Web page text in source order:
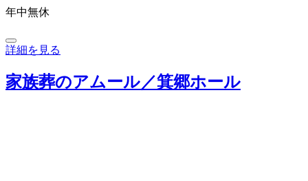
年中無休
詳細を見る
家族葬のアムール／箕郷ホール